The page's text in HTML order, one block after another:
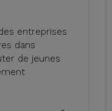
entreprises
dans
de jeunes